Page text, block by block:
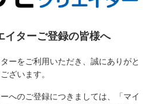
イターご登録の皆様へ
ーをご利用いただき、誠にありがと
ざいます。
へのご登録につきましては、
「マイ